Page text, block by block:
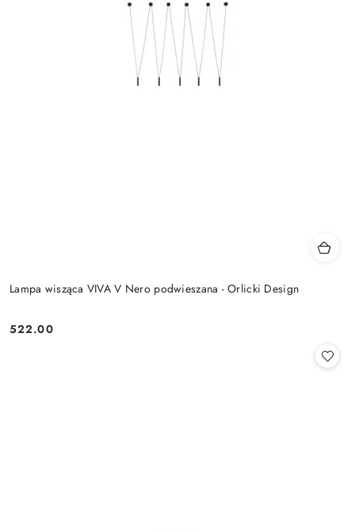
Lampa wisząca VIVA V Nero podwieszana - Orlicki Design
Cena:
522.00